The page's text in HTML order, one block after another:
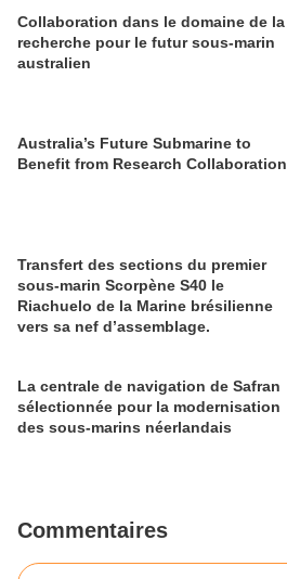
Collaboration dans le domaine de la
recherche pour le futur sous-marin
australien
Australia’s Future Submarine to
Benefit from Research Collaboration
Transfert des sections du premier
sous-marin Scorpène S40 le
Riachuelo de la Marine brésilienne
vers sa nef d’assemblage.
La centrale de navigation de Safran
sélectionnée pour la modernisation
des sous-marins néerlandais
Commentaires